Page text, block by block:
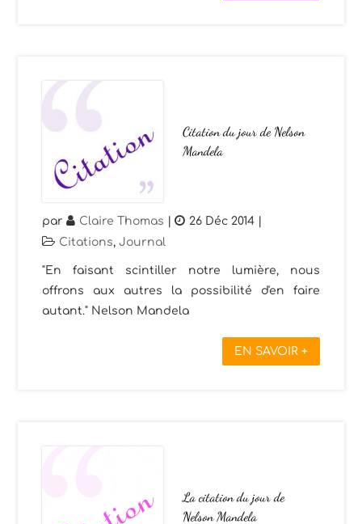
Citation du jour de Nelson
Mandela
par Claire Thomas | 26 Déc 2014 |
Citations,Journal
"En faisant scintiller notre lumière, nous
offrons aux autres la possibilité d'en faire
autant." Nelson Mandela
EN SAVOIR +
La citation du jour de
Nelson Mandela